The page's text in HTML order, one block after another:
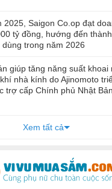
2025, Saigon Co.op đạt
tỷ đồng, hướng đến
dùng trong năm 2026
giúp tăng năng suất khoai
nhà kính do Ajinomoto
trợ cấp Chính phủ Nhật Bản
Xem tất cả